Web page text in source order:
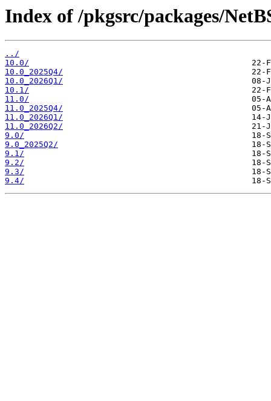
Index of /pkgsrc/packages/
../
10.0/
10.0_2025Q4/
10.0_2026Q1/
10.1/
11.0/
11.0_2025Q4/
11.0_2026Q1/
11.0_2026Q2/
9.0/
9.0_2025Q2/
9.1/
9.2/
9.3/
9.4/